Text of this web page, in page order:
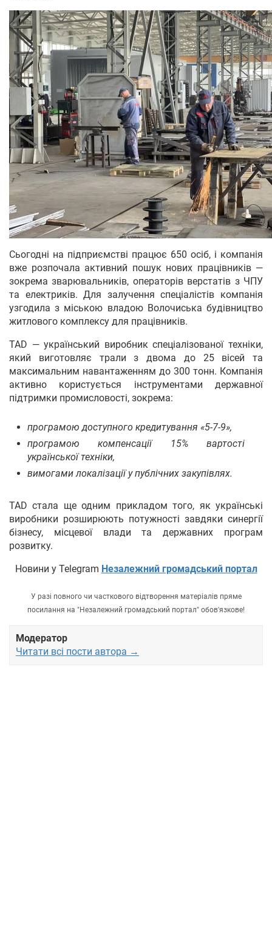
Сьогодні на підприємстві працює 650 осіб, і компанія
вже розпочала активний пошук нових працівників —
зокрема зварювальників, операторів верстатів з ЧПУ
та електриків. Для залучення спеціалістів компанія
узгодила з міською владою Волочиська будівництво
житлового комплексу для працівників.
TAD — український виробник спеціалізованої техніки,
який виготовляє трали з двома до 25 вісей та
максимальним навантаженням до 300 тонн. Компанія
активно користується інструментами державної
підтримки промисловості, зокрема:
програмою доступного кредитування «5-7-9»,
програмою компенсації 15% вартості
української техніки,
вимогами локалізації у публічних закупівлях.
TAD стала ще одним прикладом того, як українські
виробники розширюють потужності завдяки синергії
бізнесу, місцевої влади та державних програм
розвитку.
Новини у Telegram Незалежний громадський портал
У разі повного чи часткового відтворення матеріалів пряме
посилання на "Незалежний громадський портал" обов'язкове!
Модератор
Читати всі пости автора →